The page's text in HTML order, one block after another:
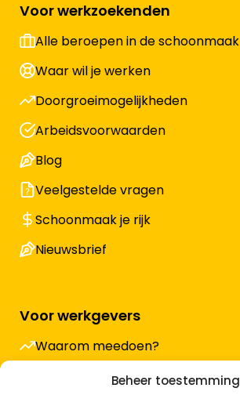
Beheer toestemming
Voor werkzoekenden
Alle beroepen in de schoonmaak
Waar wil je werken
Doorgroeimogelijkheden
Arbeidsvoorwaarden
Blog
Veelgestelde vragen
Schoonmaak je rijk
Nieuwsbrief
Voor werkgevers
Waarom meedoen?
Hoe werkt het en wat kost het?